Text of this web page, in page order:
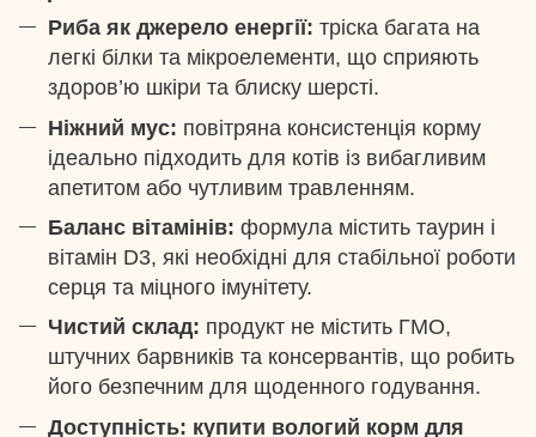
Риба як джерело енергії: тріска багата на
легкі білки та мікроелементи, що сприяють
здоров’ю шкіри та блиску шерсті.
Ніжний мус: повітряна консистенція корму
ідеально підходить для котів із вибагливим
апетитом або чутливим травленням.
Баланс вітамінів: формула містить таурин і
вітамін D3, які необхідні для стабільної роботи
серця та міцного імунітету.
Чистий склад: продукт не містить ГМО,
штучних барвників та консервантів, що робить
його безпечним для щоденного годування.
Доступність: купити вологий корм для